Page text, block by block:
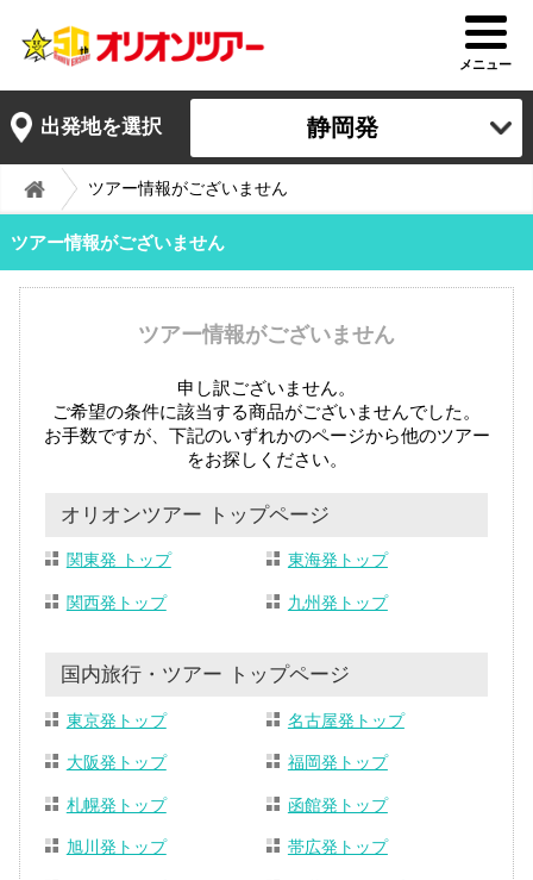
メニュー
出発地を選択 静岡発
ツアー情報がございません
ツアー情報がございません
ツアー情報がございません
申し訳ございません。
ご希望の条件に該当する商品がございませんでした。
お手数ですが、下記のいずれかのページから他のツアー
をお探しください。
オリオンツアー トップページ
関東発 トップ 東海発トップ
関西発トップ 九州発トップ
国内旅行・ツアー トップページ
東京発トップ 名古屋発トップ
大阪発トップ 福岡発トップ
札幌発トップ 函館発トップ
旭川発トップ 帯広発トップ